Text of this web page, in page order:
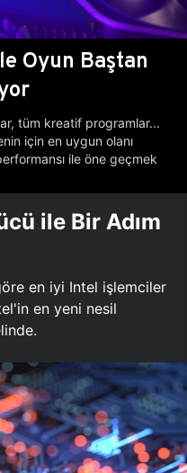
Oyun Baştan
tüm kreatif programlar...
için en uygun olanı
ile öne geçmek
ile Bir Adım
en iyi Intel işlemciler
en yeni nesil